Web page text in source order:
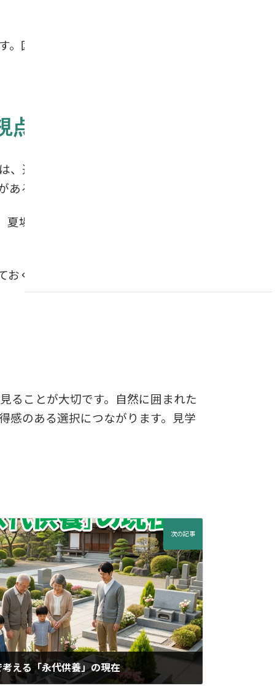
区画の使用年数、合祀（ごうし）
点
通路の歩きやすさや駐車場の利用
るためです。
場の日差しや冬の風の強さなど、
く人も少なくありません。樹木葬
ることが大切です。自然に囲まれた
感のある選択につながります。見学
次の記事
える「永代供養」の現在